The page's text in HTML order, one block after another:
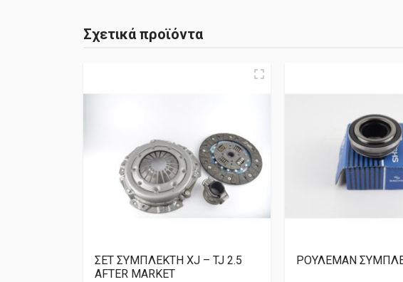
Σχετικά προϊόντα
ΣΕΤ ΣΥΜΠΛΕΚΤΗ XJ – TJ 2.5
AFTER MARKET
ΡΟΥΛΕΜΑΝ